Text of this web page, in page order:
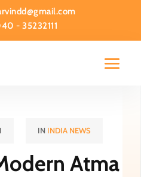
- 35232111
IN INDIA NEWS
Atma